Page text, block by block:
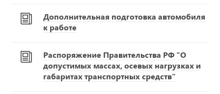
Дополнительная подготовка автомобиля
к работе
Распоряжение Правительства РФ "О
допустимых массах, осевых нагрузках и
габаритах транспортных средств"